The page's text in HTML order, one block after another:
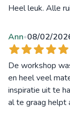
Heel leuk. Alle
Ann•08/02/
De workshop
en heel veel
inspiratie uit te
al te graag helpt